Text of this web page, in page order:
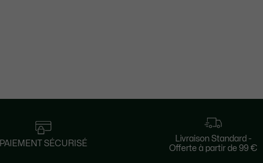
PAIEMENT SÉCURISÉ
Livraison Standard -
Offerte à partir de 99 €